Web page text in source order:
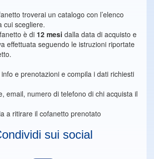
troverai un catalogo con l’elenco
cui scegliere.
è di 12 mesi dalla data di acquisto e
effettuata seguendo le istruzioni riportate
e prenotazioni e compila i dati richiesti
email, numero di telefono di chi acquista il
a ritirare il cofanetto prenotato
sui social